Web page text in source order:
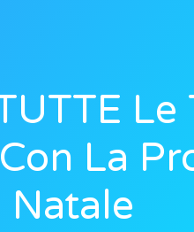
Le
La
Natale